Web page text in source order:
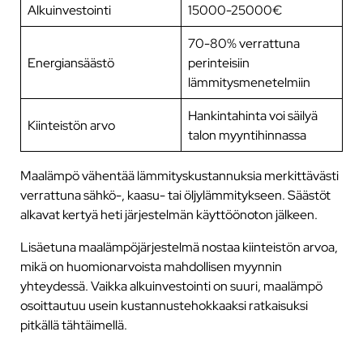
Alkuinvestointi
15000-25000€
Energiansäästö
70-80% verrattuna
perinteisiin
lämmitysmenetelmiin
Kiinteistön arvo
Hankintahinta voi säilyä
talon myyntihinnassa
Maalämpö vähentää lämmityskustannuksia merkittävästi
verrattuna sähkö-, kaasu- tai öljylämmitykseen. Säästöt
alkavat kertyä heti järjestelmän käyttöönoton jälkeen.
Lisäetuna maalämpöjärjestelmä nostaa kiinteistön arvoa,
mikä on huomionarvoista mahdollisen myynnin
yhteydessä. Vaikka alkuinvestointi on suuri, maalämpö
osoittautuu usein kustannustehokkaaksi ratkaisuksi
pitkällä tähtäimellä.